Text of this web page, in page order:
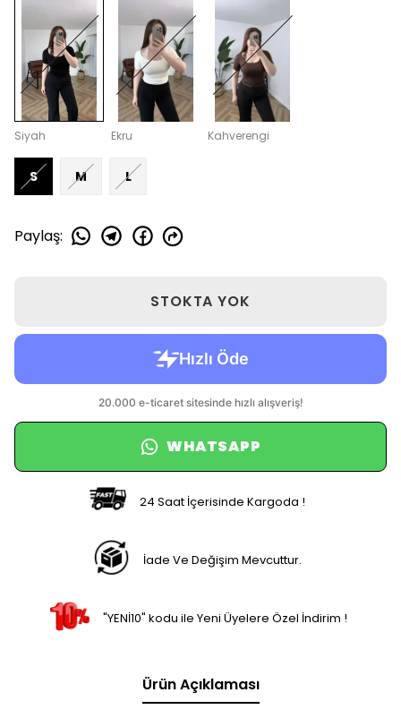
Siyah Ekru Kahverengi
S M L
Paylaş:
STOKTA YOK
WHATSAPP
24 Saat İçerisinde Kargoda !
İade Ve Değişim Mevcuttur.
"YENİ10" kodu ile Yeni Üyelere Özel İndirim !
Ürün Açıklaması